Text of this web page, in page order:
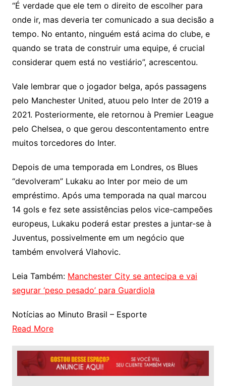
“É verdade que ele tem o direito de escolher para
onde ir, mas deveria ter comunicado a sua decisão a
tempo. No entanto, ninguém está acima do clube, e
quando se trata de construir uma equipe, é crucial
considerar quem está no vestiário”, acrescentou.
Vale lembrar que o jogador belga, após passagens
pelo Manchester United, atuou pelo Inter de 2019 a
2021. Posteriormente, ele retornou à Premier League
pelo Chelsea, o que gerou descontentamento entre
muitos torcedores do Inter.
Depois de uma temporada em Londres, os Blues
“devolveram” Lukaku ao Inter por meio de um
empréstimo. Após uma temporada na qual marcou
14 gols e fez sete assistências pelos vice-campeões
europeus, Lukaku poderá estar prestes a juntar-se à
Juventus, possivelmente em um negócio que
também envolverá Vlahovic.
Leia Também: Manchester City se antecipa e vai
segurar ‘peso pesado’ para Guardiola
Notícias ao Minuto Brasil – Esporte
Read More